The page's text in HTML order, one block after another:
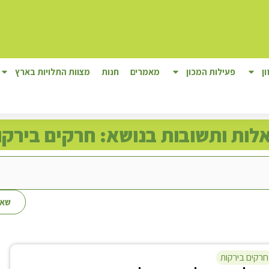
פעילות המכון מאמרים חנות מצוות התלויות בארץ
ותשובות בנושא: חרקים
חרקים בירקות